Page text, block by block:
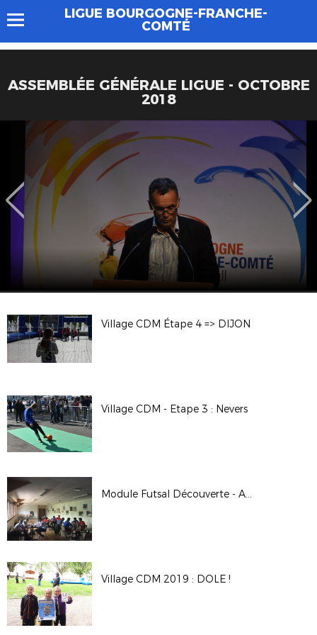
LIGUE BOURGOGNE-FRANCHE-
COMTÉ
ASSEMBLÉE GÉNÉRALE LIGUE - OCTOBRE
2018
Village CDM Étape 4 => DIJON
Village CDM - Etape 3 : Nevers
Module Futsal Découverte - Avril 2019
Village CDM 2019 : DOLE !